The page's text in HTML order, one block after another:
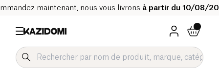
maintenant, nous vous livrons à partir du 10/08/